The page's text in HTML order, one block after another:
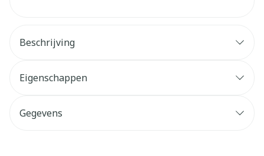
Beschrijving
Eigenschappen
Gegevens